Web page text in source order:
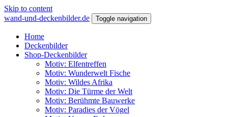
Skip to content
wand-und-deckenbilder.de
Toggle navigation
Home
Deckenbilder
Shop-Deckenbilder
Motiv: Elfentreffen
Motiv: Wunderwelt Fische
Motiv: Wildes Afrika
Motiv: Die Türme der Welt
Motiv: Berühmte Bauwerke
Motiv: Paradies der Vögel